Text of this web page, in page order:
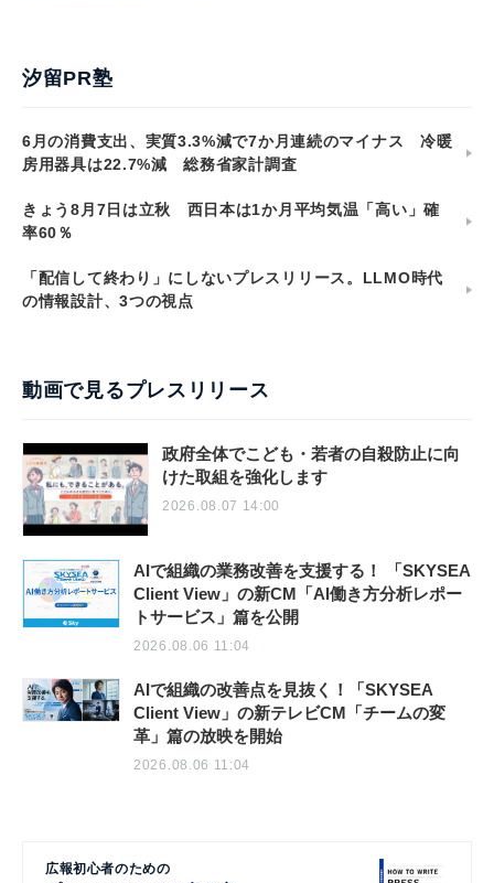
汐留PR塾
6月の消費支出、実質3.3%減で7か月連続のマイナス 冷暖
房用器具は22.7%減 総務省家計調査
きょう8月7日は立秋 西日本は1か月平均気温「高い」確
率60％
「配信して終わり」にしないプレスリリース。LLMO時代
の情報設計、3つの視点
動画で見るプレスリリース
政府全体でこども・若者の自殺防止に向
けた取組を強化します
2026.08.07 14:00
AIで組織の業務改善を支援する！ 「SKYSEA
Client View」の新CM「AI働き方分析レポー
トサービス」篇を公開
2026.08.06 11:04
AIで組織の改善点を見抜く！「SKYSEA
Client View」の新テレビCM「チームの変
革」篇の放映を開始
2026.08.06 11:04
広報初心者のための